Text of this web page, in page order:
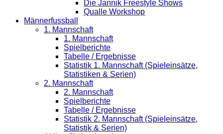
Die Jannik Freestyle Shows
Qualle Workshop
Männerfussball
1. Mannschaft
1. Mannschaft
Spielberichte
Tabelle / Ergebnisse
Statistik 1. Mannschaft (Spieleinsätze,
Statistiken & Serien)
2. Mannschaft
2. Mannschaft
Spielberichte
Tabelle / Ergebnisse
Statistik 2. Mannschaft (Spieleinsätze,
Statistik & Serien)